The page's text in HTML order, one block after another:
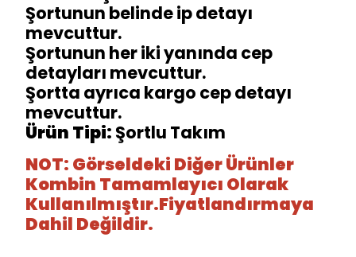
Şortunun belinde ip detayı
mevcuttur.
Şortunun her iki yanında cep
detayları mevcuttur.
Şortta ayrıca kargo cep detayı
mevcuttur.
Ürün Tipi: Şortlu Takım
NOT: Görseldeki Diğer Ürünler
Kombin Tamamlayıcı Olarak
Kullanılmıştır.Fiyatlandırmaya
Dahil Değildir.